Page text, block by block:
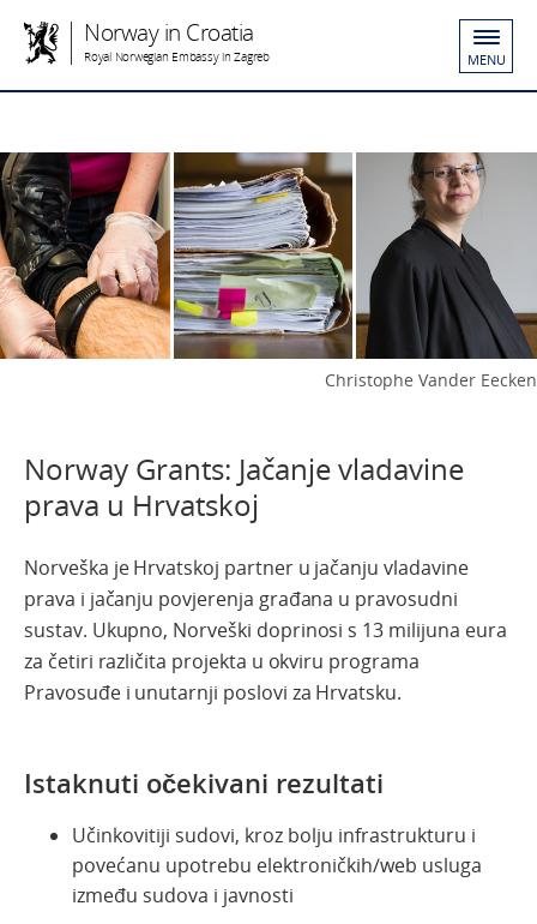
Norway in Croatia
Royal Norwegian Embassy in Zagreb MENU
Christophe Vander Eecken
Norway Grants: Jačanje vladavine
prava u Hrvatskoj
Norveška je Hrvatskoj partner u jačanju vladavine
prava i jačanju povjerenja građana u pravosudni
sustav. Ukupno, Norveški doprinosi s 13 milijuna eura
za četiri različita projekta u okviru programa
Pravosuđe i unutarnji poslovi za Hrvatsku.
Istaknuti očekivani rezultati
Učinkovitiji sudovi, kroz bolju infrastrukturu i
povećanu upotrebu elektroničkih/web usluga
između sudova i javnosti